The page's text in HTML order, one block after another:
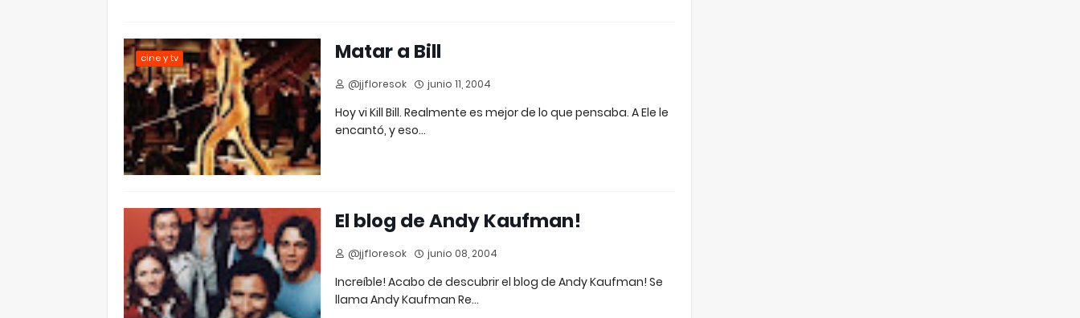
cine y tv Matar a Bill
@jjfloresok junio 11, 2004
Hoy vi Kill Bill. Realmente es mejor de lo que pensaba. A Ele le
encantó, y eso…
El blog de Andy Kaufman!
@jjfloresok junio 08, 2004
Increíble! Acabo de descubrir el blog de Andy Kaufman! Se
llama Andy Kaufman Re…